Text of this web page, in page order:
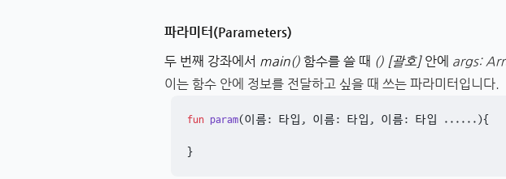
파라미터(Parameters)
두 번째 강좌에서 main() 함수를 쓸 때 () [괄호]안에 args:
이는 함수 안에 정보를 전달하고 싶을 때 쓰는 파라미터입니다.
fun param(이름: 타입, 이름: 타입, 이름: 타입 ......){
}